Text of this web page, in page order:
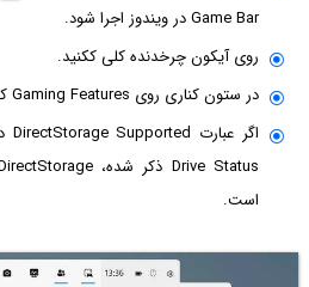
Game Bar در ویندوز اجرا شود.
روی آیکون چرخدنده کلی ککنید.
در ستون کناری روی Gaming Features کلیک کنید.
است.